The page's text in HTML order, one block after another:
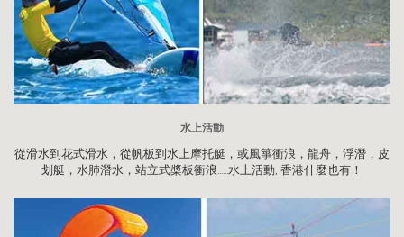
水上活動
從滑水到花式滑水，從帆板到水上摩托艇，或風箏衝浪，龍舟，浮潛，皮
划艇，水肺潛水，站立式槳板衝浪......水上活動, 香港什麼也有！